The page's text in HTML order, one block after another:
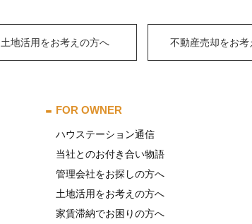
土地活用をお考えの方へ 不動産売却をお考
FOR OWNER
ハウステーション通信
当社とのお付き合い物語
管理会社をお探しの方へ
土地活用をお考えの方へ
家賃滞納でお困りの方へ